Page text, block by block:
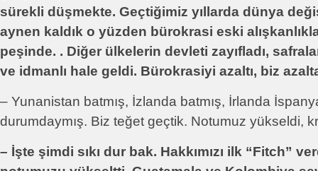
sürekli düşmekte. Geçtiğimiz yıllarda dünya
aynen kaldık o yüzden bürokrasi eski
peşinde. . Diğer ülkelerin devleti zayıfladı,
ve idmanlı hale geldi. Bürokrasiyi azaltı, biz
– Yunanistan batmış, İzlanda batmış, İrlanda
durumdaymış. Biz teğet geçtik. Notumuz yükseldi,
– İşte şimdi sıkı dur bak. Hakkımızı ilk “Fitch”